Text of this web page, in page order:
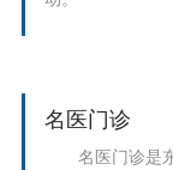
名医门诊
名医门诊是